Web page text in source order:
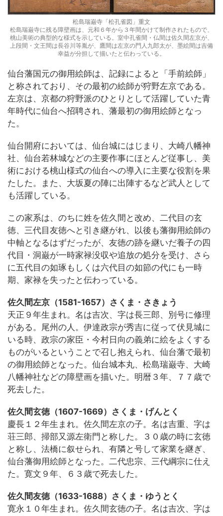
松島瑞巌寺「松孔雀図」重文
松島瑞巌寺に残る障壁画は、元和６年から３年間かけて制作されたもので、
桃山美術の典型的な様式を示している。室中孔雀間・仏間は佐久間左京が、
上段間・文王間は長谷川等胤が、鷹間は左京の門人九郎太が、墨絵間は吉備
幸益が分担して描いたと伝わっている。
仙台藩国元の御用絵師は、記録によると「手前絵師」
と称されており、その最初の絵師が狩野左京である。
左京は、京都の狩野派のひとりとして活躍していた青
年時代に仙台へ招聘され、藩最初の御用絵師となっ
た。
仙台開府においては、仙台城にはじまり、大崎八幡神
社、仙台若林城などの主要作事にほとんど従事し、美
術における桃山様式の仙台への導入に主要な役割を果
たした。また、大坂夏の陣に出陣するなど武人として
も活躍している。
この家系は、のちに姓を佐久間と改め、二代目の玄
徳、三代目友徳へと引き継がれ、以後も藩御用絵師の
中軸となるはずだったが、友徳の跡を継いだ養子の四
代目・洞巌が一時家禄没収や追放の処分を受け、さら
に五代目の如琢もしくは六代目の如節の代にも一時
期、家禄を失ったと伝わっている。
佐久間左京（1581-1657）さくま・さきょう
天正９年生まれ。名は吉次、字は長三郎、別号に修理
がある。尾州の人。伊達政宗が秀吉に従って伏見城に
いる時、政宗の家臣・今村日向の義弟に絵をよくする
ものがいるということで召し抱えられ、仙台藩で最初
の御用絵師となった。仙台城本丸、松島瑞巌寺、大崎
八幡神社などの障壁画を描いた。明暦３年、７７歳で
死去した。
佐久間玄徳（1607-1669）さくま・げんとく
慶長１２年生まれ。佐久間左京の子。名は吉重、字は
荘三郎、掃部又源左衛門と称した。３０歳の時に玄徳
と称し、法橋に叙せられ、有隣と号して家業を継ぎ、
仙台藩御用絵師となった。二代忠宗、三代綱宗に仕え
た。寛文９年、６３歳で死去した。
佐久間友徳（1633-1688）さくま・ゆうとく
寛永１０年生まれ。佐久間玄徳の子。名は吉次、字は